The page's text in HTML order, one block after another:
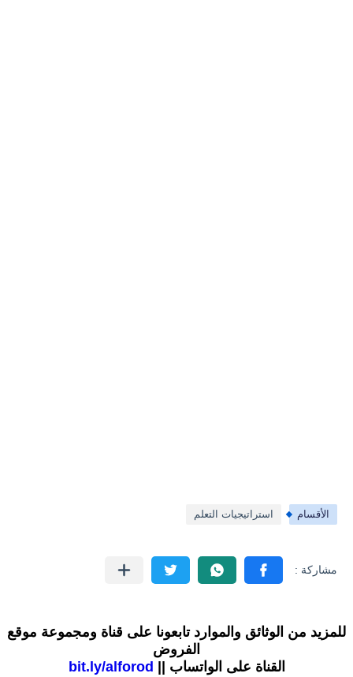
الأقسام استراتيجيات التعلم
للمزيد من الوثائق والموارد تابعونا على قناة ومجموعة موقع
الفروض
القناة على الواتساب || bit.ly/alforod